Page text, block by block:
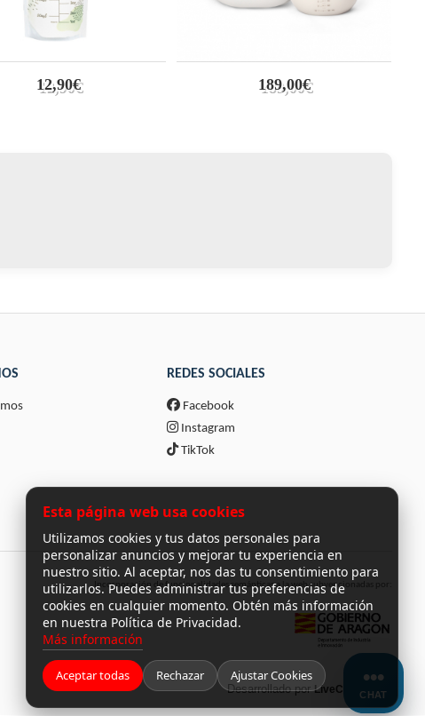
12,90€ 189,00€
REDES SOCIALES
Facebook
Instagram
TikTok
Incorporación de funcionalidades semánticas a la web subvencionadas por:
Desarrollado porLiveCommerce
Esta página web usa cookies
Utilizamos cookies y tus datos personales para
personalizar anuncios y mejorar tu experiencia en
nuestro sitio. Al aceptar, nos das tu consentimiento para
utilizarlos. Puedes administrar tus preferencias de
cookies en cualquier momento. Obtén más información
en nuestra Política de Privacidad.
Más información
Aceptar todas Rechazar Ajustar Cookies